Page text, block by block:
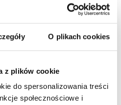
O plikach cookies
z plików cookie
do spersonalizowania treści
społecznościowe i
to praktyczny, łatwy do utrzymania w
w różnych wymiarach, który będzie się
Paradyż